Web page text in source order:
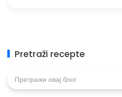
Pretraži recepte